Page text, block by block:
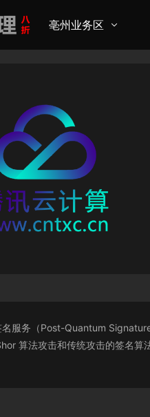
亳州业务区
服务（Post-Quantum
算法攻击和传统攻击的签名算